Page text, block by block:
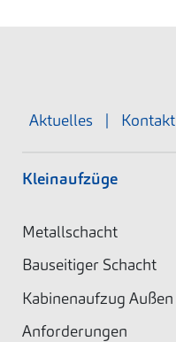
Aktuelles | Kontakt
Kleinaufzüge
Metallschacht
Bauseitiger Schacht
Kabinenaufzug Außen
Anforderungen